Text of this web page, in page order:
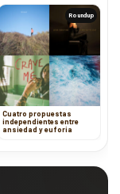
Roundup
Cuatro propuestas
independientes entre
ansiedad y euforia